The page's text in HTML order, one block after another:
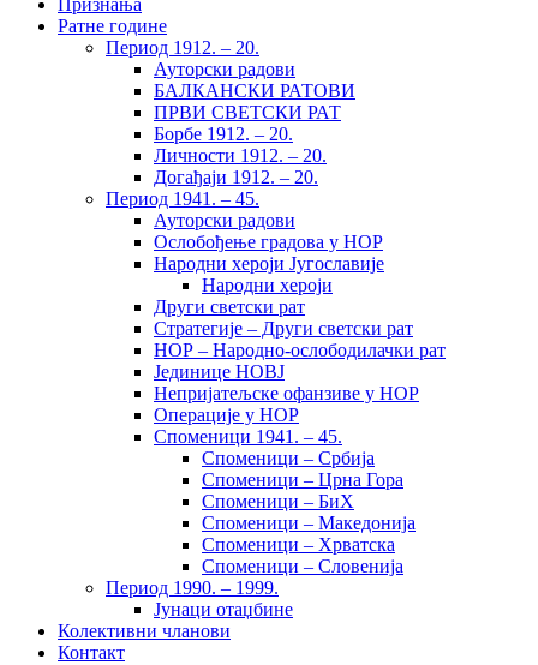
Признања
Ратне године
Период 1912. – 20.
Ауторски радови
БАЛКАНСКИ РАТОВИ
ПРВИ СВЕТСКИ РАТ
Борбе 1912. – 20.
Личности 1912. – 20.
Догађаји 1912. – 20.
Период 1941. – 45.
Ауторски радови
Ослобођење градова у НОР
Народни хероји Југославије
Народни хероји
Други светски рат
Стратегије – Други светски рат
НОР – Народно-ослободилачки рат
Јединице НОВЈ
Непријатељске офанзиве у НОР
Операције у НОР
Споменици 1941. – 45.
Споменици – Србија
Споменици – Црна Гора
Споменици – БиХ
Споменици – Македонија
Споменици – Хрватска
Споменици – Словенија
Период 1990. – 1999.
Јунаци отаџбине
Колективни чланови
Контакт